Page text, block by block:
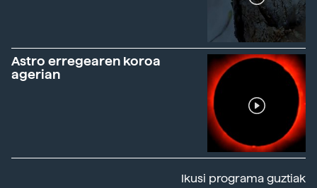
Astro erregearen koroa
agerian
Ikusi programa guztiak